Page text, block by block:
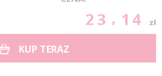
23.14 zł
KUP TERAZ